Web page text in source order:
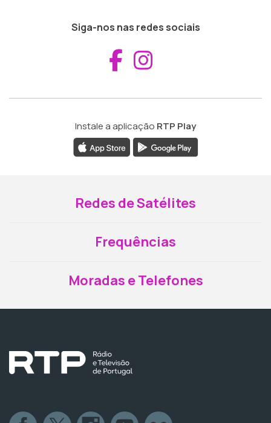
Siga-nos nas redes sociais
Aceder ao
Instale a aplicação RTP Play
Redes de Satélites
Frequências
Moradas e Telefones